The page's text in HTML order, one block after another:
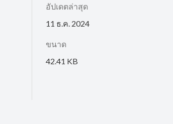
อัปเดตล่าสุด
11 ธ.ค. 2024
ขนาด
42.41 KB